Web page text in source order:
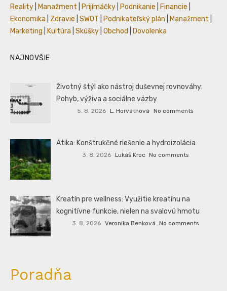
Reality
Manažment Prijímáčky Podnikanie Financie
Ekonomika
Zdravie SWOT Podnikateľský plán Manažment
Marketing
Kultúra Skúšky Obchod Dovolenka
NAJNOVŠIE
Životný štýl ako nástroj duševnej rovnováhy:
Pohyb, výživa a sociálne väzby
5. 8. 2026 L. Horváthová No comments
Atika: Konštrukčné riešenie a hydroizolácia
3. 8. 2026 Lukáš Kroc No comments
Kreatín pre wellness: Využitie kreatínu na
kognitívne funkcie, nielen na svalovú hmotu
3. 8. 2026 Veronika Benková No comments
Poradňa